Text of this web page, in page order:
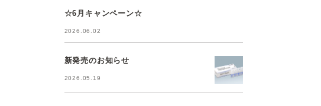
☆6月キャンペーン☆
2026.06.02
新発売のお知らせ
2026.05.19